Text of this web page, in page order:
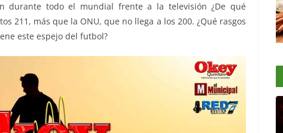
durante todo el mundial frente a la televisión ¿De qué
211, más que la ONU, que no llega a los 200. ¿Qué rasgos
este espejo del futbol?